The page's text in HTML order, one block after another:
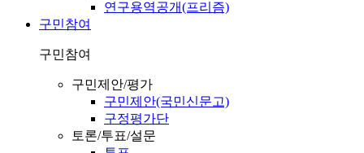
연구용역공개(프리즘)
구민참여
구민참여
구민제안/평가
구민제안(국민신문고)
구정평가단
토론/투표/설문